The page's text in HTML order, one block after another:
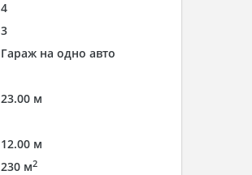
4
3
Гараж на одно авто
23.00 м
12.00 м
230 м2